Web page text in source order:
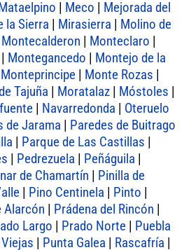
| Meco | Mejorada del
la Sierra | Mirasierra | Molino de
Montecalderon | Monteclaro |
| Montegancedo | Montejo de la
Monteprincipe | Monte Rozas |
Tajuña | Moratalaz | Móstoles |
| Navarredonda | Oteruelo
de Jarama | Paredes de Buitrago
| Parque de Las Castillas |
| Pedrezuela | Peñáguila |
de Chamartín | Pinilla de
| Pino Centinela | Pinto |
Alarcón | Prádena del Rincón |
Largo | Prado Norte | Puebla
| Punta Galea | Rascafría |